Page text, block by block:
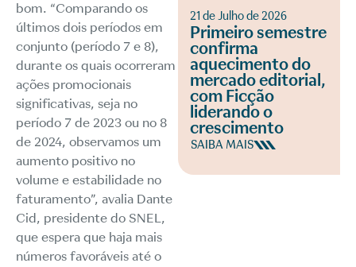
bom. “Comparando os
últimos dois períodos em
conjunto (período 7 e 8),
durante os quais ocorreram
ações promocionais
significativas, seja no
período 7 de 2023 ou no 8
de 2024, observamos um
aumento positivo no
volume e estabilidade no
faturamento”, avalia Dante
Cid, presidente do SNEL,
que espera que haja mais
números favoráveis até o
21 de Julho de 2026
Primeiro semestre
confirma
aquecimento do
mercado editorial,
com Ficção
liderando o
crescimento
SAIBA MAIS